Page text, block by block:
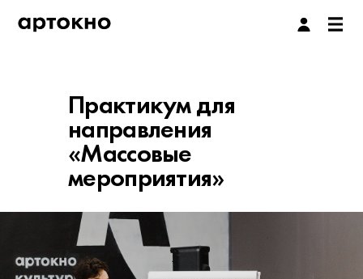
Практикум для
направления
«Массовые
мероприятия»